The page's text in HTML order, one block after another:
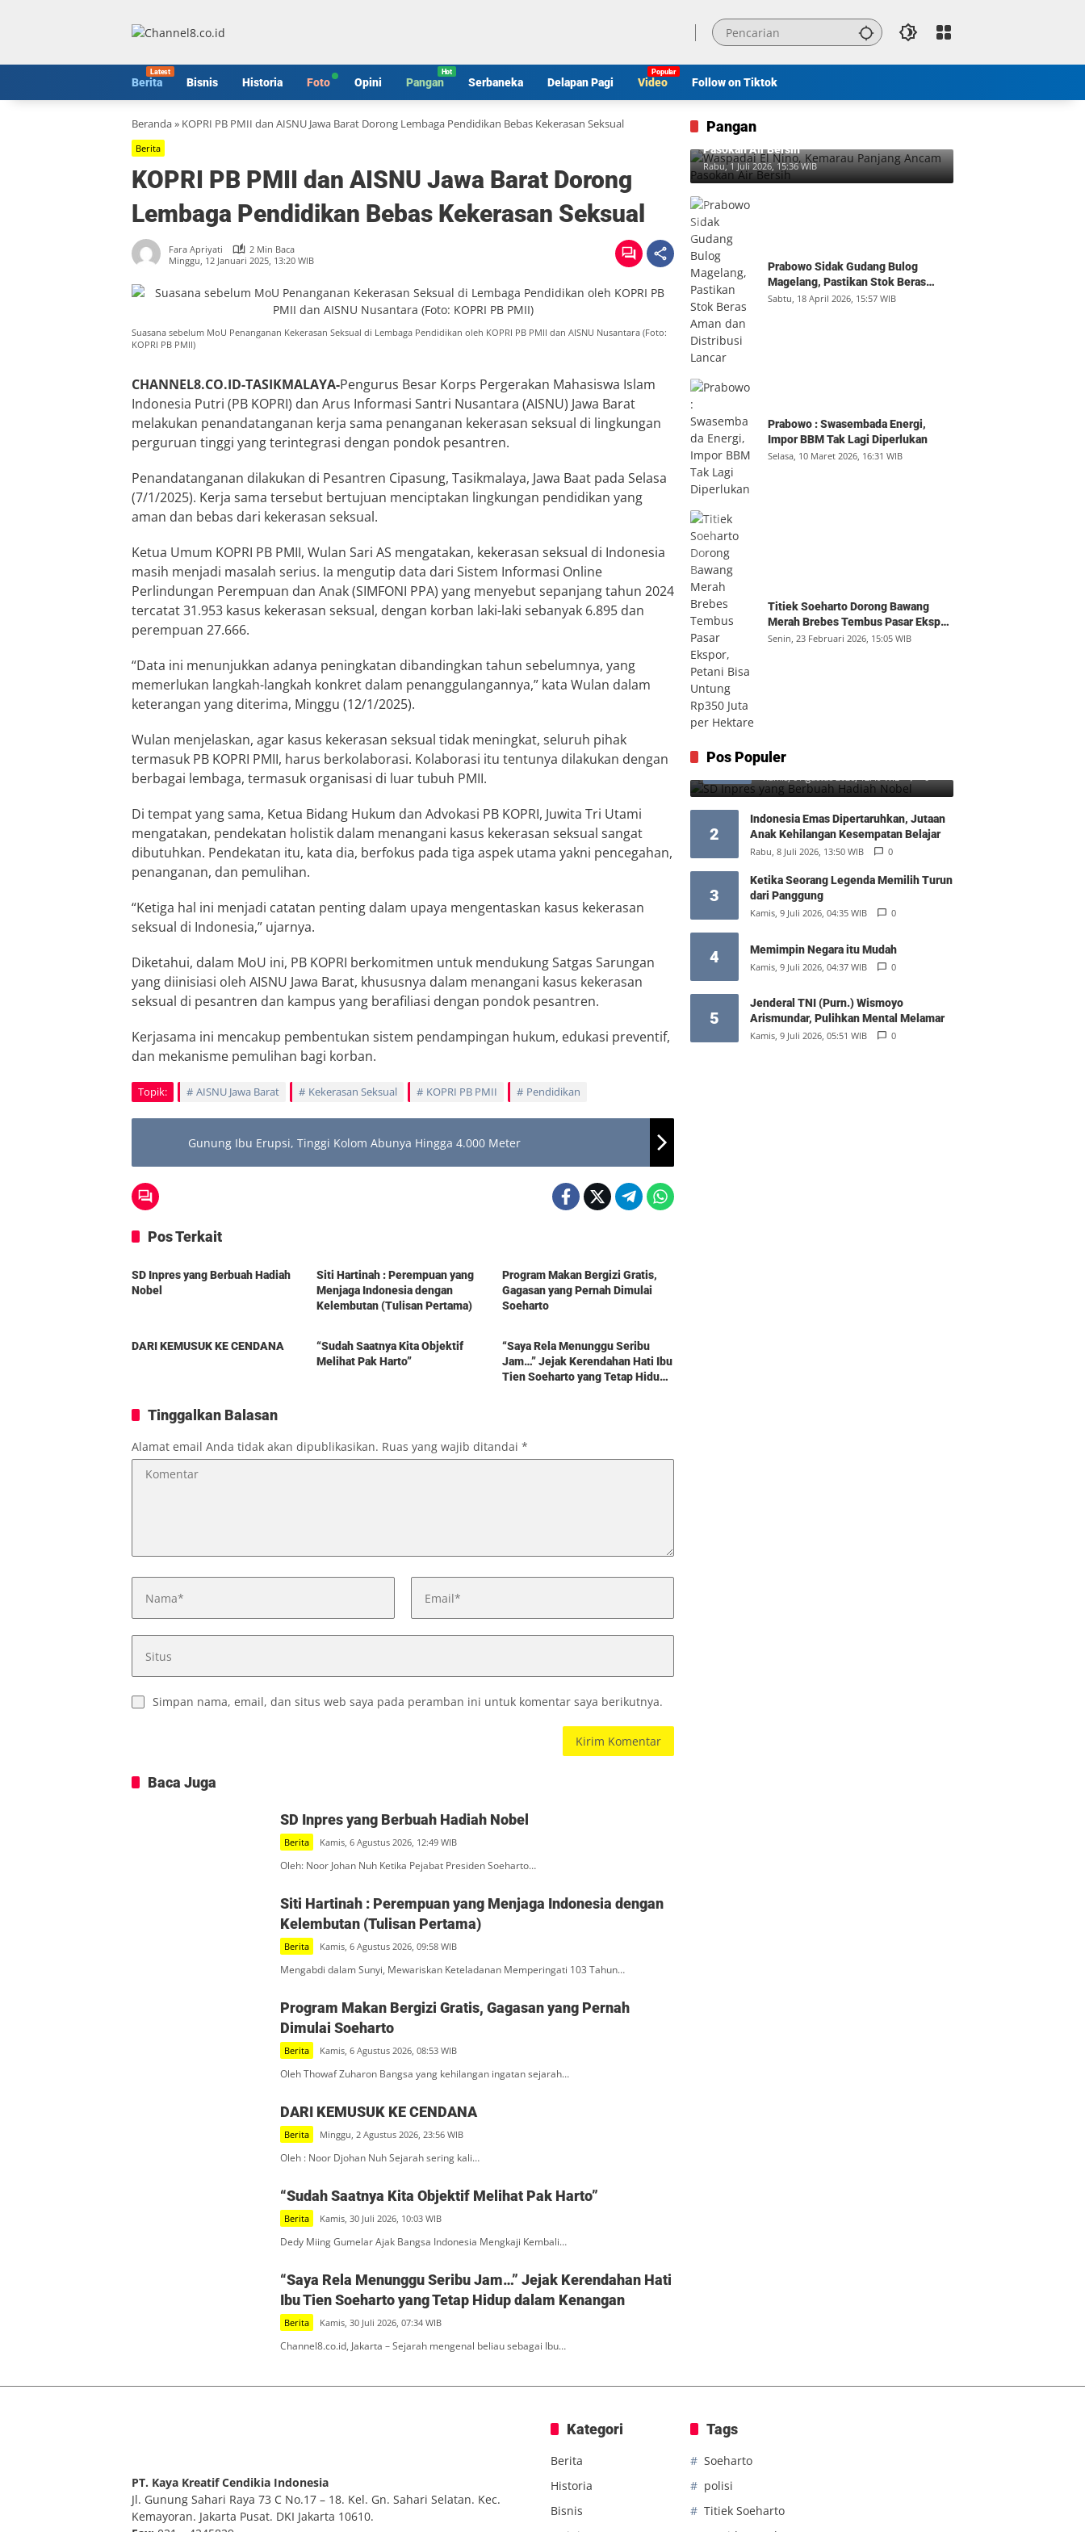
Berita Bisnis Historia Foto Opini Pangan Serbaneka Delapan Pagi Video Follow on Tiktok
Beranda» KOPRI PB PMII dan AISNU Jawa Barat Dorong Lembaga Pendidikan Bebas Kekerasan Seksual
Berita
KOPRI PB PMII dan AISNU Jawa Barat Dorong
Lembaga Pendidikan Bebas Kekerasan Seksual
Fara Apriyati
2 Min Baca
Minggu, 12 Januari 2025, 13:20 WIB
Suasana sebelum MoU Penanganan Kekerasan Seksual di Lembaga Pendidikan oleh KOPRI PB PMII dan AISNU Nusantara (Foto:
KOPRI PB PMII)
CHANNEL8.CO.ID-TASIKMALAYA-Pengurus Besar Korps Pergerakan Mahasiswa Islam
Indonesia Putri (PB KOPRI) dan Arus Informasi Santri Nusantara (AISNU) Jawa Barat
melakukan penandatanganan kerja sama penanganan kekerasan seksual di lingkungan
perguruan tinggi yang terintegrasi dengan pondok pesantren.
Penandatanganan dilakukan di Pesantren Cipasung, Tasikmalaya, Jawa Baat pada Selasa
(7/1/2025). Kerja sama tersebut bertujuan menciptakan lingkungan pendidikan yang
aman dan bebas dari kekerasan seksual.
Ketua Umum KOPRI PB PMII, Wulan Sari AS mengatakan, kekerasan seksual di Indonesia
masih menjadi masalah serius. Ia mengutip data dari Sistem Informasi Online
Perlindungan Perempuan dan Anak (SIMFONI PPA) yang menyebut sepanjang tahun 2024
tercatat 31.953 kasus kekerasan seksual, dengan korban laki-laki sebanyak 6.895 dan
perempuan 27.666.
“Data ini menunjukkan adanya peningkatan dibandingkan tahun sebelumnya, yang
memerlukan langkah-langkah konkret dalam penanggulangannya,” kata Wulan dalam
keterangan yang diterima, Minggu (12/1/2025).
Wulan menjelaskan, agar kasus kekerasan seksual tidak meningkat, seluruh pihak
termasuk PB KOPRI PMII, harus berkolaborasi. Kolaborasi itu tentunya dilakukan dengan
berbagai lembaga, termasuk organisasi di luar tubuh PMII.
Di tempat yang sama, Ketua Bidang Hukum dan Advokasi PB KOPRI, Juwita Tri Utami
mengatakan, pendekatan holistik dalam menangani kasus kekerasan seksual sangat
dibutuhkan. Pendekatan itu, kata dia, berfokus pada tiga aspek utama yakni pencegahan,
penanganan, dan pemulihan.
“Ketiga hal ini menjadi catatan penting dalam upaya mengentaskan kasus kekerasan
seksual di Indonesia,” ujarnya.
Diketahui, dalam MoU ini, PB KOPRI berkomitmen untuk mendukung Satgas Sarungan
yang diinisiasi oleh AISNU Jawa Barat, khususnya dalam menangani kasus kekerasan
seksual di pesantren dan kampus yang berafiliasi dengan pondok pesantren.
Kerjasama ini mencakup pembentukan sistem pendampingan hukum, edukasi preventif,
dan mekanisme pemulihan bagi korban.
Topik: AISNU Jawa Barat Kekerasan Seksual KOPRI PB PMII Pendidikan
Gunung Ibu Erupsi, Tinggi Kolom Abunya Hingga 4.000 Meter
Pos Terkait
Berita
SD Inpres yang Berbuah Hadiah
Nobel
Siti Hartinah : Perempuan yang
Menjaga Indonesia dengan
Kelembutan (Tulisan Pertama)
Program Makan Bergizi Gratis,
Gagasan yang Pernah Dimulai
Soeharto
DARI KEMUSUK KE CENDANA
“Sudah Saatnya Kita Objektif
Melihat Pak Harto”
“Saya Rela Menunggu Seribu
Jam…” Jejak Kerendahan Hati Ibu
Tien Soeharto yang Tetap Hidup
Tinggalkan Balasan
Alamat email Anda tidak akan dipublikasikan. Ruas yang wajib ditandai *
Simpan nama, email, dan situs web saya pada peramban ini untuk komentar saya berikutnya.
Baca Juga
SD Inpres yang Berbuah Hadiah Nobel
Berita Kamis, 6 Agustus 2026, 12:49 WIB
Oleh: Noor Johan Nuh Ketika Pejabat Presiden Soeharto…
Siti Hartinah : Perempuan yang Menjaga Indonesia dengan
Kelembutan (Tulisan Pertama)
Berita Kamis, 6 Agustus 2026, 09:58 WIB
Mengabdi dalam Sunyi, Mewariskan Keteladanan Memperingati 103 Tahun…
Program Makan Bergizi Gratis, Gagasan yang Pernah
Dimulai Soeharto
Berita Kamis, 6 Agustus 2026, 08:53 WIB
Oleh Thowaf Zuharon Bangsa yang kehilangan ingatan sejarah…
DARI KEMUSUK KE CENDANA
Berita Minggu, 2 Agustus 2026, 23:56 WIB
Oleh : Noor Djohan Nuh Sejarah sering kali…
“Sudah Saatnya Kita Objektif Melihat Pak Harto”
Berita Kamis, 30 Juli 2026, 10:03 WIB
Dedy Miing Gumelar Ajak Bangsa Indonesia Mengkaji Kembali…
“Saya Rela Menunggu Seribu Jam…” Jejak Kerendahan Hati
Ibu Tien Soeharto yang Tetap Hidup dalam Kenangan
Berita Kamis, 30 Juli 2026, 07:34 WIB
Channel8.co.id, Jakarta – Sejarah mengenal beliau sebagai Ibu…
Pangan
Waspadai El Nino, Kemarau Panjang Ancam
Pasokan Air Bersih
Rabu, 1 Juli 2026, 15:36 WIB
Prabowo Sidak Gudang Bulog
Magelang, Pastikan Stok Beras
Aman dan Distribusi Lancar
Sabtu, 18 April 2026, 15:57 WIB
Prabowo : Swasembada Energi,
Impor BBM Tak Lagi Diperlukan
Selasa, 10 Maret 2026, 16:31 WIB
Titiek Soeharto Dorong Bawang
Merah Brebes Tembus Pasar Ekspor,
Petani Bisa Untung Rp350 Juta per
Senin, 23 Februari 2026, 15:05 WIB
Pos Populer
1
Nobel
Kamis, 6 Agustus 2026, 12:49 WIB 0
2
Indonesia Emas Dipertaruhkan, Jutaan
Anak Kehilangan Kesempatan Belajar
Rabu, 8 Juli 2026, 13:50 WIB 0
3
Ketika Seorang Legenda Memilih Turun
dari Panggung
Kamis, 9 Juli 2026, 04:35 WIB 0
4 Memimpin Negara itu Mudah
Kamis, 9 Juli 2026, 04:37 WIB 0
5
Jenderal TNI (Purn.) Wismoyo
Arismundar, Pulihkan Mental Melamar
Kamis, 9 Juli 2026, 05:51 WIB 0
PT. Kaya Kreatif Cendikia Indonesia
Jl. Gunung Sahari Raya 73 C No.17 – 18. Kel. Gn. Sahari Selatan. Kec.
Kemayoran. Jakarta Pusat. DKI Jakarta 10610.
Kategori
Berita
Historia
Bisnis
Tags
Soeharto
polisi
Titiek Soeharto